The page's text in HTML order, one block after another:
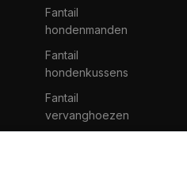
Fantail
hondenmanden
Fantail
hondenkussens
Fantail
vervanghoezen